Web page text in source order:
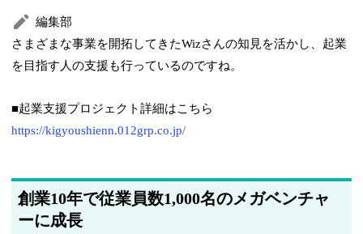
編集部
さまざまな事業を開拓してきたWizさんの知見を活かし、起業
を目指す人の支援も行っているのですね。
■起業支援プロジェクト詳細はこちら
https://kigyoushienn.012grp.co.jp/
創業10年で従業員数1,000名のメガベンチャ
ーに成長